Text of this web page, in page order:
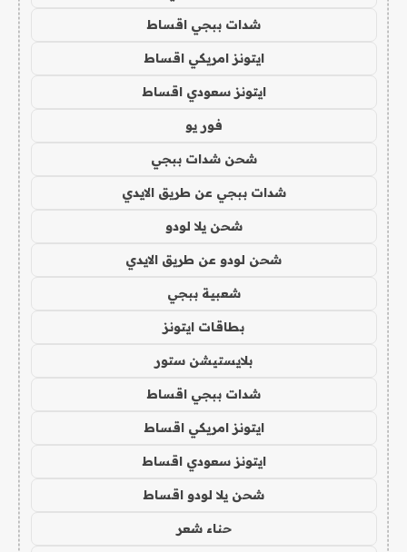
شدات ببجي اقساط
ايتونز امريكي اقساط
ايتونز سعودي اقساط
فور يو
شحن شدات ببجي
شدات ببجي عن طريق الايدي
شحن يلا لودو
شحن لودو عن طريق الايدي
شعبية ببجي
بطاقات ايتونز
بلايستيشن ستور
شدات ببجي اقساط
ايتونز امريكي اقساط
ايتونز سعودي اقساط
شحن يلا لودو اقساط
حناء شعر